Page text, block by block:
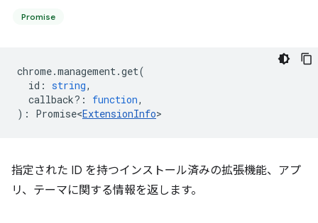
Promise
chrome.management.get(
id : string,
callback? : function,
) : Promise<ExtensionInfo>
指定された ID を持つインストール済みの拡張機能、アプ
リ、テーマに関する情報を返します。